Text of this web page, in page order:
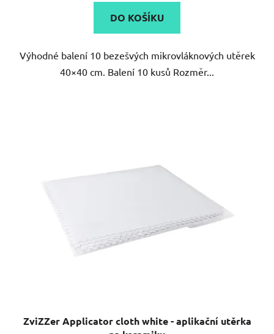
DO KOŠÍKU
Výhodné balení 10 bezešvých mikrovláknových utěrek
40×40 cm. Balení 10 kusů Rozměr...
ZviZZer Applicator cloth white - aplikační utěrka
na keramiku